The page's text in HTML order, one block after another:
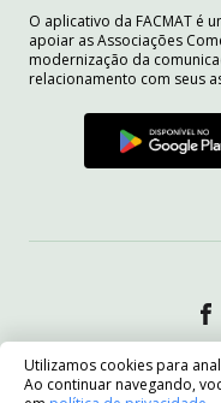
Utilizamos cookies para
Ao continuar navegando,
O aplicativo da FACMAT é
apoiar as Associações
modernização da
relacionamento com seus